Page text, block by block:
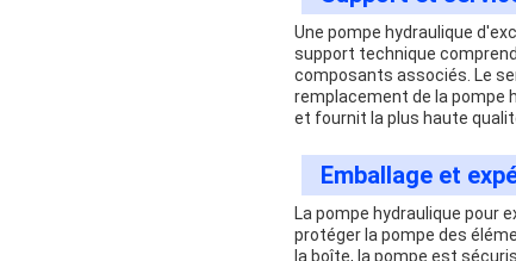
Une pompe hydraulique
support technique
composants associés. Le
remplacement de la pompe
et fournit la plus haute
Emballage et
La pompe hydraulique pour
protéger la pompe des
la boîte, la pompe est